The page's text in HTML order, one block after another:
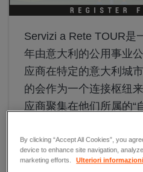
Servizi a Rete TOUR是
年由意大利的公用事业
应商在特定的意大利城
的会作为一个连接枢纽
应商聚集在他们所属的“
作为2009年“Servizi a
活动，该活动逐渐演变
By clicking “Accept All Cookies”, you
device to enhance site navigation,
marketing efforts.
Ulteriori informazioni